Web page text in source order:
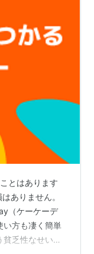
とはあります
ありません。
（ケーケーデ
い方も凄く簡単
乏性なせいで